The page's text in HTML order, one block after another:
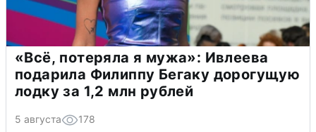
«Всё, потеряла я мужа»: Ивлеева
подарила Филиппу Бегаку дорогущую
лодку за 1,2 млн рублей
5 августа 178